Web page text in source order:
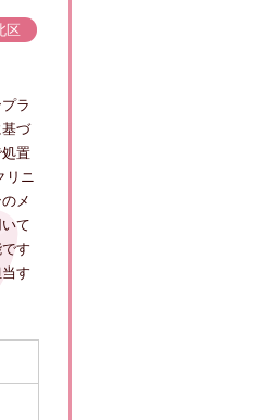
区
ラ
づ
置
リニ
メ
て
す
す